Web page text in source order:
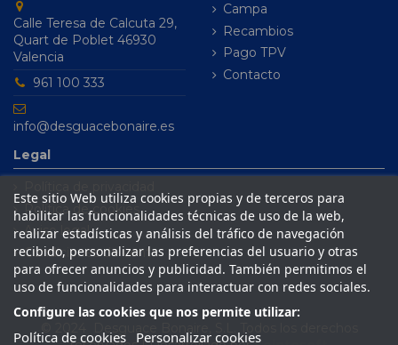
Calle Teresa de Calcuta 29,
Quart de Poblet 46930
Valencia
961 100 333
info@desguacebonaire.es
Campa
Recambios
Pago TPV
Contacto
Legal
Política de cookies
Aviso legal
Condiciones de venta
Este sitio Web utiliza cookies propias y de terceros para
habilitar las funcionalidades técnicas de uso de la web,
realizar estadísticas y análisis del tráfico de navegación
recibido, personalizar las preferencias del usuario y otras
para ofrecer anuncios y publicidad. También permitimos el
uso de funcionalidades para interactuar con redes sociales.
Configure las cookies que nos permite utilizar:
Política de cookies Personalizar cookies